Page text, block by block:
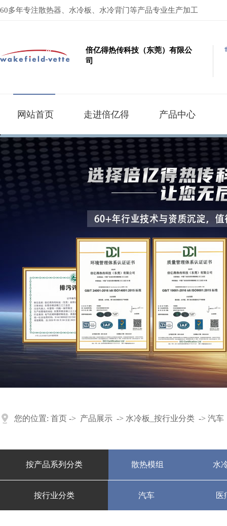
60多年专注散热器、水冷板、水冷背门等产品专业生产加工
倍亿得热传科技（东莞）有限公
司
网站首页 走进倍亿得 产品中心
您的位置: 首页 -> 产品展示 -> 水冷板 按行业分类 -> 汽车
按产品系列分类 散热模组 水
按行业分类 汽车 医